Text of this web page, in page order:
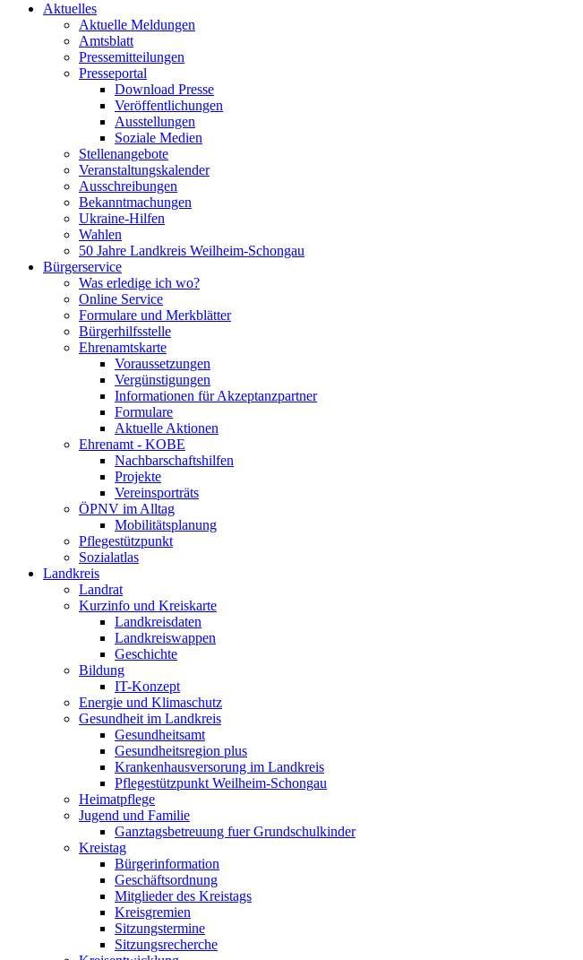
Aktuelles
Aktuelle Meldungen
Amtsblatt
Pressemitteilungen
Presseportal
Download Presse
Veröffentlichungen
Ausstellungen
Soziale Medien
Stellenangebote
Veranstaltungskalender
Ausschreibungen
Bekanntmachungen
Ukraine-Hilfen
Wahlen
50 Jahre Landkreis Weilheim-Schongau
Bürgerservice
Was erledige ich wo?
Online Service
Formulare und Merkblätter
Bürgerhilfsstelle
Ehrenamtskarte
Voraussetzungen
Vergünstigungen
Informationen für Akzeptanzpartner
Formulare
Aktuelle Aktionen
Ehrenamt - KOBE
Nachbarschaftshilfen
Projekte
Vereinsporträts
ÖPNV im Alltag
Mobilitätsplanung
Pflegestützpunkt
Sozialatlas
Landkreis
Landrat
Kurzinfo und Kreiskarte
Landkreisdaten
Landkreiswappen
Geschichte
Bildung
IT-Konzept
Energie und Klimaschutz
Gesundheit im Landkreis
Gesundheitsamt
Gesundheitsregion plus
Krankenhausversorung im Landkreis
Pflegestützpunkt Weilheim-Schongau
Heimatpflege
Jugend und Familie
Ganztagsbetreuung fuer Grundschulkinder
Kreistag
Bürgerinformation
Geschäftsordnung
Mitglieder des Kreistags
Kreisgremien
Sitzungstermine
Sitzungsrecherche